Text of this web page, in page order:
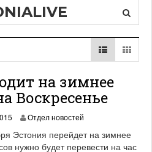
на зимнее
Воскресенье
0
Отдел новостей
Эстония перейдет на зимнее
нужно будет перевести на час